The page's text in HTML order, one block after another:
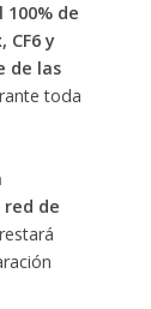
de
CF6 y
de las
toda
red de